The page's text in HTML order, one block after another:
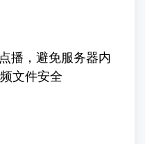
播，避免服务器内
文件安全